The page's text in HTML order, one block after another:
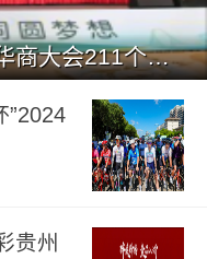
淮安成功举办第四届淮河华商大会211个签约项目 总投资1486.
”2024
贵州